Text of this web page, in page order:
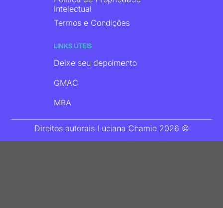
Intelectual
Termos e Condições
LINKS ÚTEIS
Deixe seu depoimento
GMAC
MBA
Direitos autorais Luciana Chamie 2026 ©